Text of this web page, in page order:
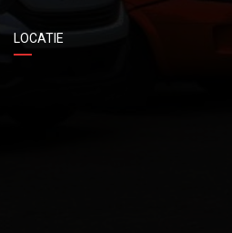
LOCATIE